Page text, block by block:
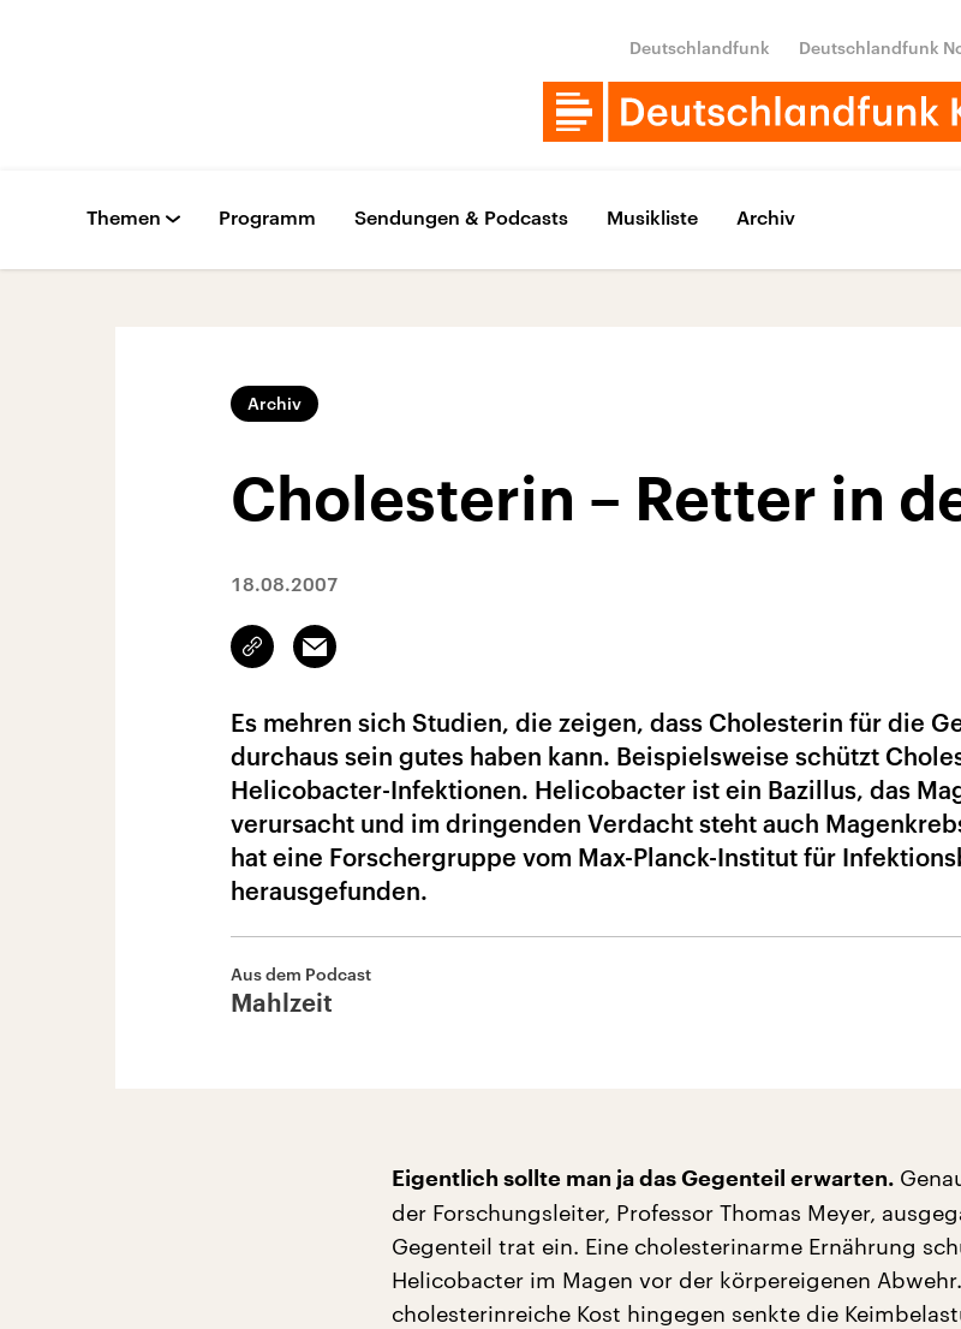
Deutschlandfunk Deutschlandfunk
Themen Programm Sendungen & Podcasts Musikliste Archiv
Archiv
Cholesterin – Retter in
18.08.2007
Link
kopieren/teilen
Email
Es mehren sich Studien, die zeigen, dass Cholesterin für die
durchaus sein gutes haben kann. Beispielsweise schützt
Helicobacter-Infektionen. Helicobacter ist ein Bazillus, das
verursacht und im dringenden Verdacht steht auch
hat eine Forschergruppe vom Max-Planck-Institut für
herausgefunden.
Aus dem Podcast
Mahlzeit
Eigentlich sollte man ja das Gegenteil erwarten.
der Forschungsleiter, Professor Thomas Meyer,
Gegenteil trat ein. Eine cholesterinarme Ernährung
Helicobacter im Magen vor der körpereigenen
cholesterinreiche Kost hingegen senkte die